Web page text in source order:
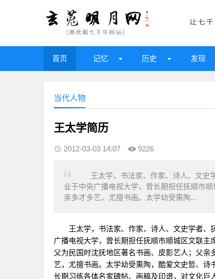
首页 记忆 历史 发现
当代人物
王太学简历
2012-03-03 14:07 9226
王太学，书法家、作家、诗人、文史学
业于中央广播电视大学，曾长期担任抚顺市
亲多才多艺，尤擅书画。太学幼受熏陶...
王太学，书法家、作家、诗人、文史学者、
广播电视大学，曾长期担任抚顺市顺城区文联主
父为民国时沈抚地区著名书画、皮影艺人；父亲
艺，尤擅书画。太学幼受熏陶，酷爱文史哲、诗
长期习练各体名家碑帖、画稿及印谱，对文化巨